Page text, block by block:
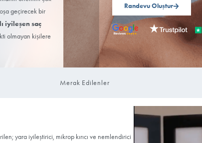
SAÇ EKIMI
asla geri getiremeyeceğimiz
ancak vakti olmayan kişilere